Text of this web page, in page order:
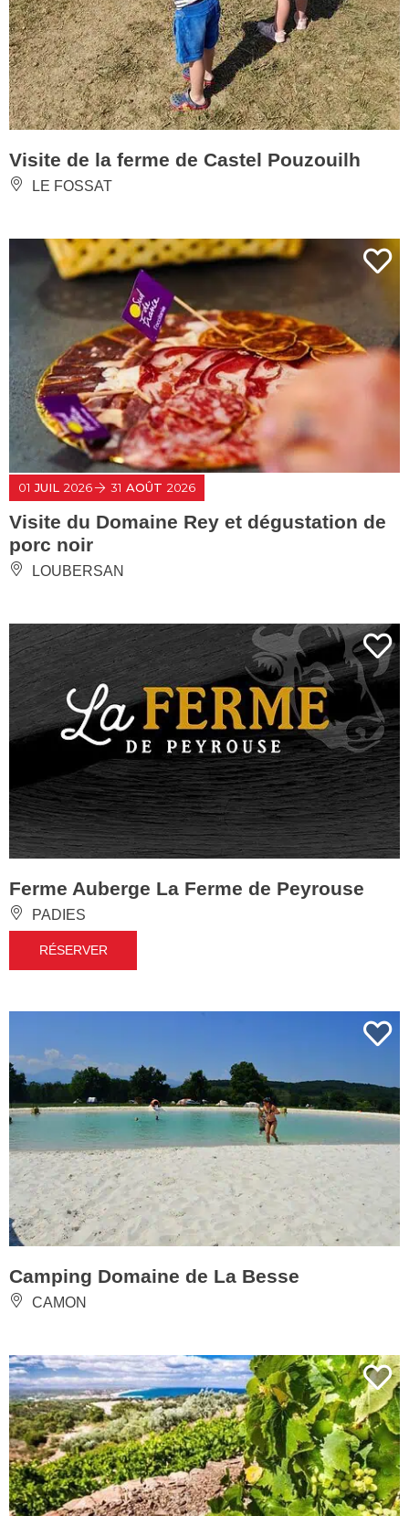
Visite de la ferme de Castel Pouzouilh
LE FOSSAT
01 JUIL 2026 31 AOÛT 2026
Visite du Domaine Rey et dégustation de
porc noir
LOUBERSAN
Ferme Auberge La Ferme de Peyrouse
PADIES
RÉSERVER
Camping Domaine de La Besse
CAMON